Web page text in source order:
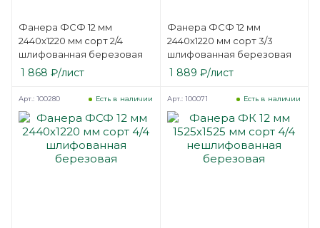
Фанера ФСФ 12 мм
2440х1220 мм сорт 2/4
шлифованная березовая
1 868 ₽/лист
Фанера ФСФ 12 мм
2440х1220 мм сорт 3/3
шлифованная березовая
1 889 ₽/лист
Есть в наличии
Арт.: 100280 Есть в наличии
Арт.: 100071